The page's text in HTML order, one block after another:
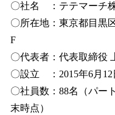
〇社名 ：テテマーチ
〇所在地：東京都目黒
F
〇代表者：代表取締役
〇設立 ：2015年6月12
〇社員数：88名（パー
末時点）